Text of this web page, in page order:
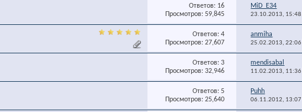
Ответов: 16
Просмотров: 59,845
MiD_E34
23.10.2013, 15:48
Ответов: 4
Просмотров: 27,607
anmiha
25.02.2013,22:06
Ответов: 3
Просмотров: 32,946
mendisabal
11.02.2013, 11:36
Ответов: 5
Просмотров: 25,640
Puhh
06.11.2012, 13:07